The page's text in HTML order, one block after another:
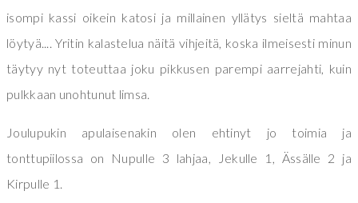
isompi kassi oikein katosi ja millainen yllätys sieltä mahtaa
löytyä.... Yritin kalastelua näitä vihjeitä, koska ilmeisesti minun
täytyy nyt toteuttaa joku pikkusen parempi aarrejahti, kuin
pulkkaan unohtunut limsa.
Joulupukin apulaisenakin olen ehtinyt jo toimia ja
tonttupiilossa on Nupulle 3 lahjaa, Jekulle 1, Ässälle 2 ja
Kirpulle 1.